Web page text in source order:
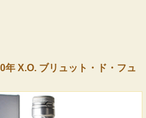
X.O. ブリュット・ド・フュ